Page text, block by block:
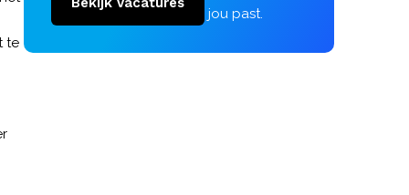
te
Vind de vacature die bij jou past.